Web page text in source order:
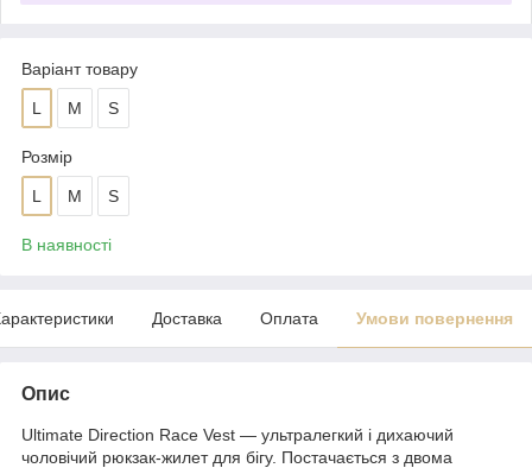
Варіант товару
L M S
Розмір
L M S
В наявності
Доставка Оплата Умови повернення
Опис
Ultimate Direction Race Vest — ультралегкий і дихаючий
чоловічий рюкзак-жилет для бігу. Постачається з двома